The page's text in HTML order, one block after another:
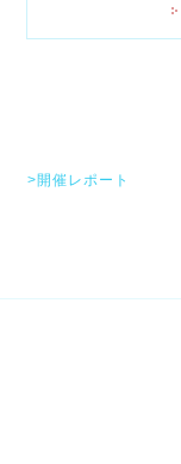
>開催レポート